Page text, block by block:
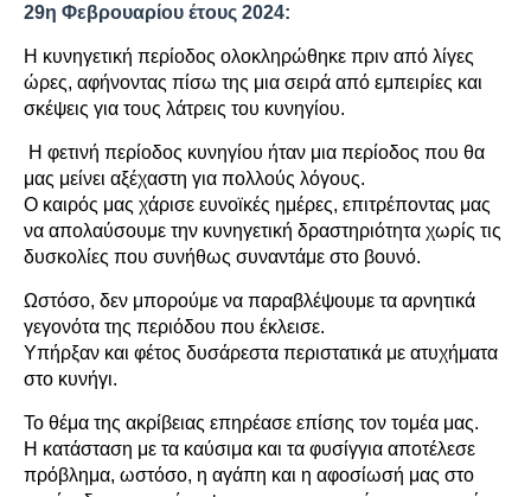
29η Φεβρουαρίου έτους 2024:
Η κυνηγετική περίοδος ολοκληρώθηκε πριν από λίγες
ώρες, αφήνοντας πίσω της μια σειρά από εμπειρίες και
σκέψεις για τους λάτρεις του κυνηγίου.
Η φετινή περίοδος κυνηγίου ήταν μια περίοδος που θα
μας μείνει αξέχαστη για πολλούς λόγους.
Ο καιρός μας χάρισε ευνοϊκές ημέρες, επιτρέποντας μας
να απολαύσουμε την κυνηγετική δραστηριότητα χωρίς τις
δυσκολίες που συνήθως συναντάμε στο βουνό.
Ωστόσο, δεν μπορούμε να παραβλέψουμε τα αρνητικά
γεγονότα της περιόδου που έκλεισε.
Υπήρξαν και φέτος δυσάρεστα περιστατικά με ατυχήματα
στο κυνήγι.
Το θέμα της ακρίβειας επηρέασε επίσης τον τομέα μας.
Η κατάσταση με τα καύσιμα και τα φυσίγγια αποτέλεσε
πρόβλημα, ωστόσο, η αγάπη και η αφοσίωσή μας στο